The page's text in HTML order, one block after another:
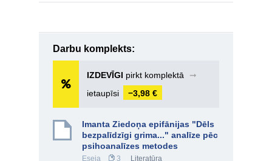
Darbu komplekts:
IZDEVĪGI pirkt komplektā
➞
ietaupīsi
−3,98 €
Imanta Ziedoņa epifānijas "Dēls
bezpalīdzīgi grima..." analīze pēc
psihoanalīzes metodes
Eseja 3 Literatūra